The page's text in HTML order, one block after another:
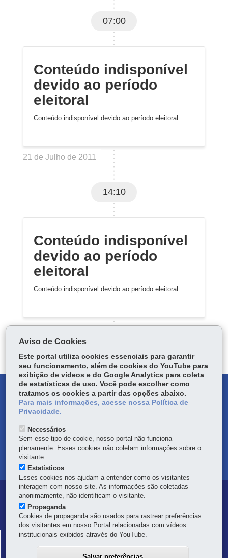
07:00
Conteúdo indisponível
devido ao período
eleitoral
Conteúdo indisponível devido ao período eleitoral
21 de Julho de 2011
14:10
Conteúdo indisponível
devido ao período
eleitoral
Conteúdo indisponível devido ao período eleitoral
MAPA DO SITE
DENUNCIE CORRUPÇÃO
OUVIDORIA
TRANSPARÊNCIA INSTITUCIONAL
Navegação
Principal
Defesa
Civil
COORDENADORIA ESTADUAL DA DEFESA CIVIL
Aviso de Cookies
Este portal utiliza cookies essenciais para garantir
seu funcionamento, além de cookies do YouTube para
exibição de vídeos e do Google Analytics para coleta
de estatísticas de uso. Você pode escolher como
tratamos os cookies a partir das opções abaixo.
Para mais informações, acesse nossa Política de
Privacidade.
Necessários
Sem esse tipo de cookie, nosso portal não funciona
plenamente. Esses cookies não coletam informações sobre o
visitante.
Estatísticos
Esses cookies nos ajudam a entender como os visitantes
interagem com nosso site. As informações são coletadas
anonimamente, não identificam o visitante.
Propaganda
Cookies de propaganda são usados para rastrear preferências
dos visitantes em nosso Portal relacionadas com vídeos
institucionais exibidos através do YouTube.